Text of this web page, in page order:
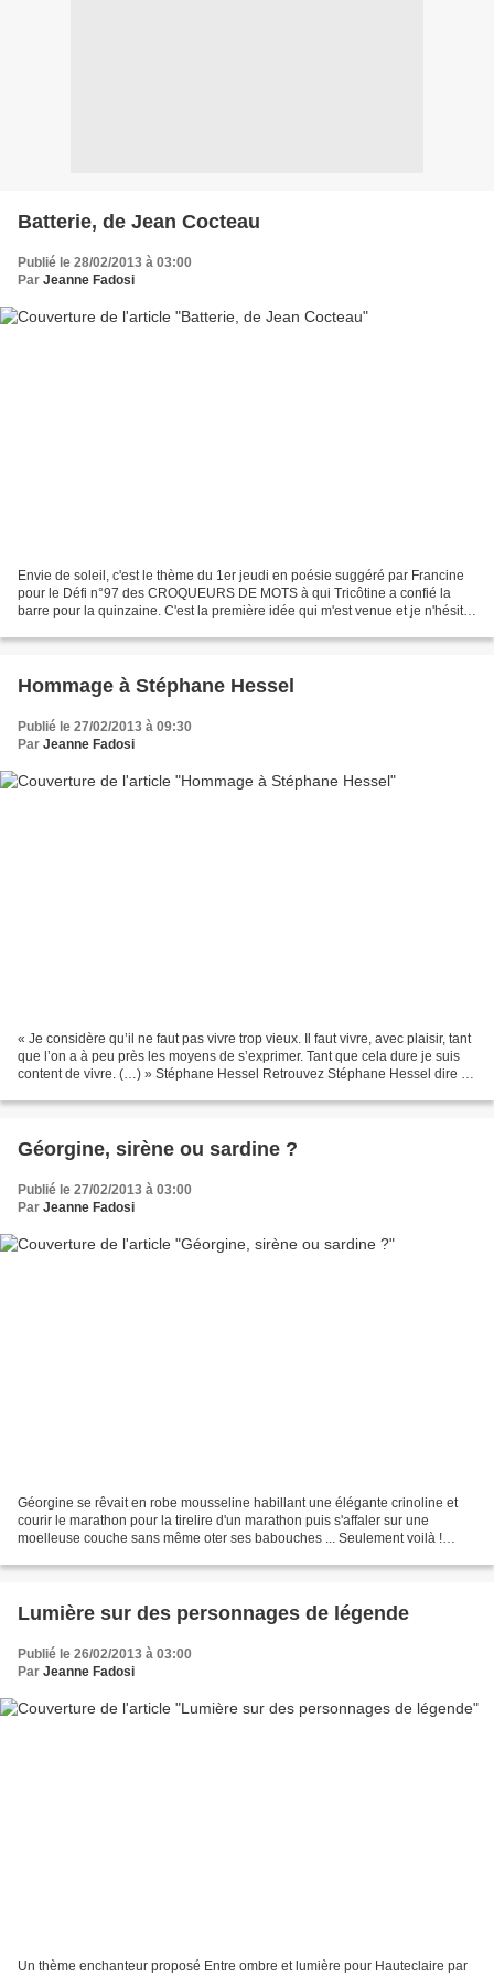
Batterie, de Jean Cocteau
Publié le 28/02/2013 à 03:00
Par Jeanne Fadosi
Envie de soleil, c'est le thème du 1er jeudi en poésie suggéré par Francine
pour le Défi n°97 des CROQUEURS DE MOTS à qui Tricôtine a confié la
barre pour la quinzaine. C'est la première idée qui m'est venue et je n'hésite
Hommage à Stéphane Hessel
Publié le 27/02/2013 à 09:30
Par Jeanne Fadosi
« Je considère qu’il ne faut pas vivre trop vieux. Il faut vivre, avec plaisir, tant
que l’on a à peu près les moyens de s’exprimer. Tant que cela dure je suis
content de vivre. (…) » Stéphane Hessel Retrouvez Stéphane Hessel dire ce
Géorgine, sirène ou sardine ?
Publié le 27/02/2013 à 03:00
Par Jeanne Fadosi
Géorgine se rêvait en robe mousseline habillant une élégante crinoline et
courir le marathon pour la tirelire d'un marathon puis s'affaler sur une
moelleuse couche sans même oter ses babouches ... Seulement voilà !
Lumière sur des personnages de légende
Publié le 26/02/2013 à 03:00
Par Jeanne Fadosi
Un thème enchanteur proposé Entre ombre et lumière pour Hauteclaire par